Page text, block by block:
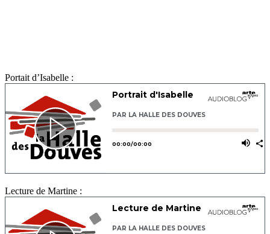
Portait d’Isabelle :
Lecture de Martine :